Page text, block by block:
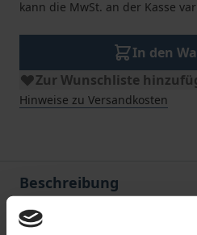
kann die MwSt. an der Kasse
In den
Zur Wunschliste
Hinweise zu Versandkosten
Beschreibung
During the Sixties and